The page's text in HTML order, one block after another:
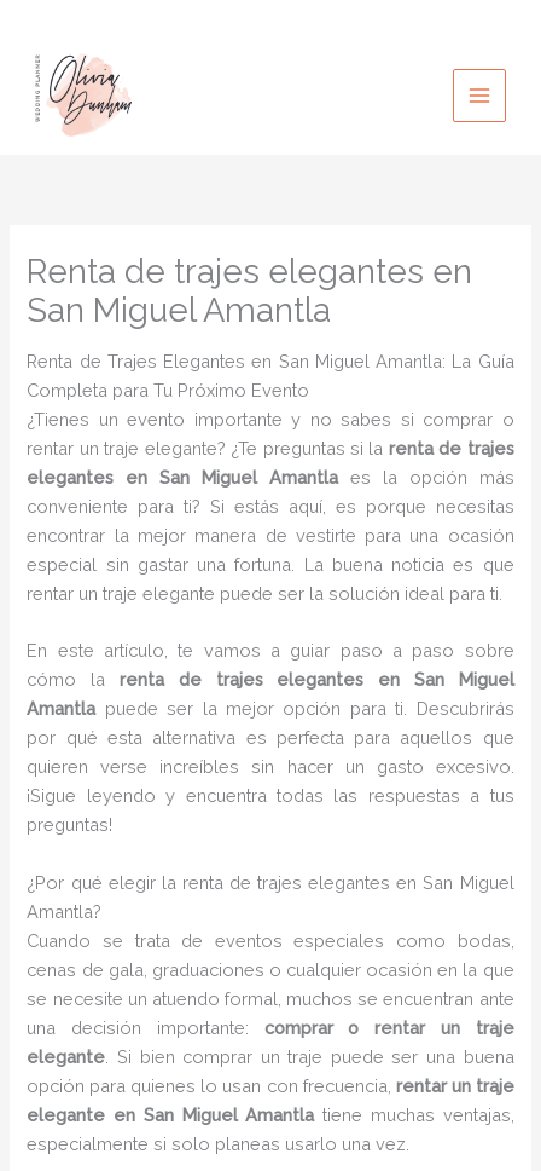
contenido
Renta de trajes elegantes en
San Miguel Amantla
Renta de Trajes Elegantes en San Miguel Amantla: La Guía
Completa para Tu Próximo Evento
¿Tienes un evento importante y no sabes si comprar o
rentar un traje elegante? ¿Te preguntas si la renta de trajes
elegantes en San Miguel Amantlaes la opción más
conveniente para ti? Si estás aquí, es porque necesitas
encontrar la mejor manera de vestirte para una ocasión
especial sin gastar una fortuna. La buena noticia es que
rentar un traje elegante puede ser la solución ideal para ti.
En este artículo, te vamos a guiar paso a paso sobre
cómo la renta de trajes elegantes en San Miguel
Amantlapuede ser la mejor opción para ti. Descubrirás
por qué esta alternativa es perfecta para aquellos que
quieren verse increíbles sin hacer un gasto excesivo.
¡Sigue leyendo y encuentra todas las respuestas a tus
preguntas!
¿Por qué elegir la renta de trajes elegantes en San Miguel
Amantla?
Cuando se trata de eventos especiales como bodas,
cenas de gala, graduaciones o cualquier ocasión en la que
se necesite un atuendo formal, muchos se encuentran ante
una decisión importante: comprar o rentar un traje
elegante . Si bien comprar un traje puede ser una buena
opción para quienes lo usan con frecuencia, rentar un traje
elegante en San Miguel Amantlatiene muchas ventajas,
especialmente si solo planeas usarlo una vez.